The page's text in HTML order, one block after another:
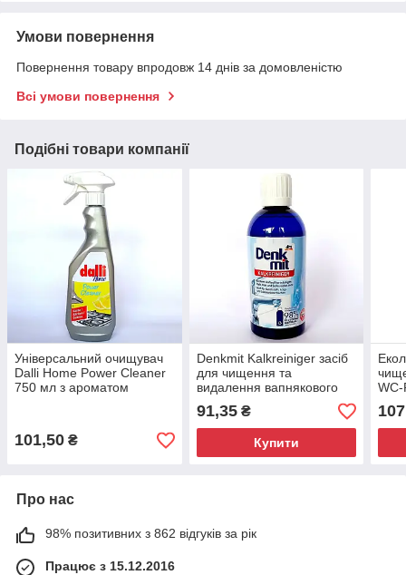
Умови повернення
Повернення товару впродовж 14 днів за домовленістю
Всі умови повернення
Подібні товари компанії
Універсальний очищувач
Dalli Home Power Cleaner
750 мл з ароматом
101,50 ₴
Denkmit Kalkreiniger засіб
для чищення та
видалення вапнякового
нальоту 500мл
91,35₴
Купити
Про нас
98% позитивних з 862 відгуків за рік
Працює з 15.12.2016